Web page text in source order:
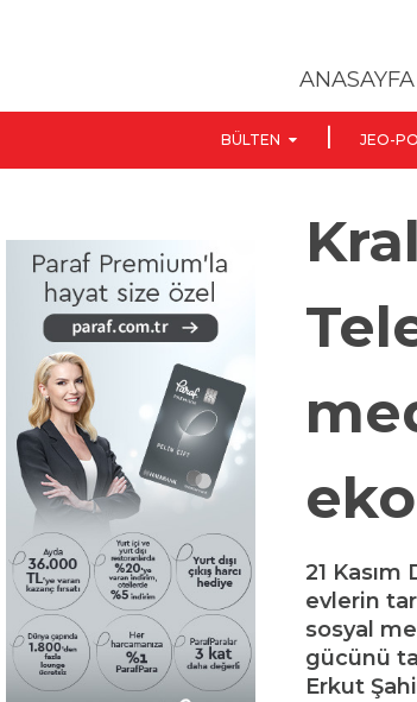
ANASAYFA
BÜLTEN JEO-
21
evlerin
sosyal
gücünü
Erkut